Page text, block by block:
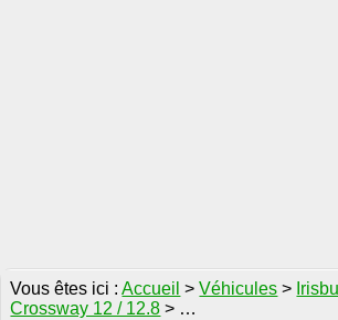
Accueil >Véhicules >
Crossway 12 / 12.8 > …